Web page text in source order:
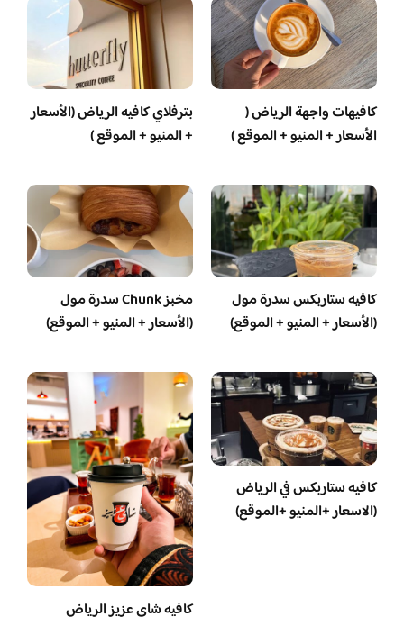
كافيهات واجهة الرياض (
الأسعار + المنيو + الموقع )
بترفلاي كافيه الرياض (الأسعار
+ المنيو + الموقع )
كافيه ستاربكس سدرة مول
(الأسعار + المنيو + الموقع)
مخبز Chunk سدرة مول
(الأسعار + المنيو + الموقع)
كافيه ستاربكس في الرياض
(الاسعار +المنيو +الموقع)
كافيه شاي عزيز الرياض